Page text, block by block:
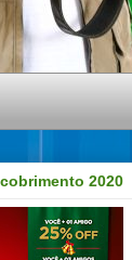
2020